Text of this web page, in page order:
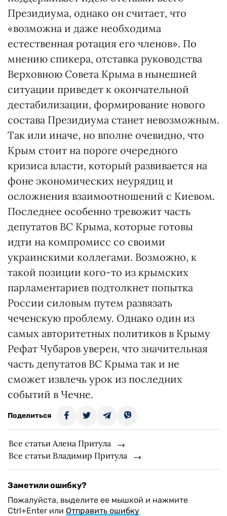
Президиума, однако он считает, что
«возможна и даже необходима
естественная ротация его членов». По
мнению спикера, отставка руководства
Верховною Совета Крыма в нынешней
ситуации приведет к окончательной
дестабилизации, формирование нового
состава Президиума станет невозможным.
Так или иначе, но вполне очевидно, что
Крым стоит на пороге очередного
кризиса власти, который развивается на
фоне экономических неурядиц и
осложнения взаимоотношений с Киевом.
Последнее особенно тревожит часть
депутатов ВС Крыма, которые готовы
идти на компромисс со своими
украинскими коллегами. Возможно, к
такой позиции кого-то из крымских
парламентариев подтолкнет попытка
России силовым путем развязать
чеченскую проблему. Однако один из
самых авторитетных политиков в Крыму
Рефат Чубаров уверен, что значительная
часть депутатов ВС Крыма так и не
сможет извлечь урок из последних
событий в Чечне.
Поделиться
Все статьи Алена Притула
Все статьи Владимир Притула
Заметили ошибку?
Пожалуйста, выделите ее мышкой и нажмите
Ctrl+Enter или Отправить ошибку